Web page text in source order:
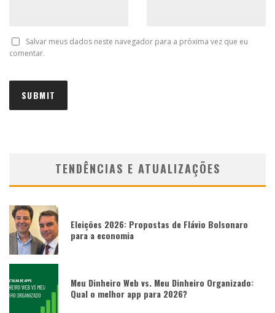
Salvar meus dados neste navegador para a próxima vez que eu
comentar.
TENDÊNCIAS E ATUALIZAÇÕES
Eleições 2026: Propostas de Flávio Bolsonaro
para a economia
Meu Dinheiro Web vs. Meu Dinheiro Organizado:
Qual o melhor app para 2026?